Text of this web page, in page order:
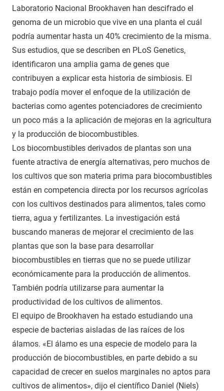
Laboratorio Nacional Brookhaven han descifrado el
genoma de un microbio que vive en una planta el cuál
podría aumentar hasta un 40% crecimiento de la misma.
Sus estudios, que se describen en PLoS Genetics,
identificaron una amplia gama de genes que
contribuyen a explicar esta historia de simbiosis. El
trabajo podía mover el enfoque de la utilización de
bacterias como agentes potenciadores de crecimiento
un poco más a la aplicación de mejoras en la agricultura
y la producción de biocombustibles.
Los biocombustibles derivados de plantas son una
fuente atractiva de energía alternativas, pero muchos de
los cultivos que son materia prima para biocombustibles
están en competencia directa por los recursos agrícolas
con los cultivos destinados para alimentos, tales como
tierra, agua y fertilizantes. La investigación está
buscando maneras de mejorar el crecimiento de las
plantas que son la base para desarrollar
biocombustibles en tierras que no se puede utilizar
económicamente para la producción de alimentos.
También podría utilizarse para aumentar la
productividad de los cultivos de alimentos.
El equipo de Brookhaven ha estado estudiando una
especie de bacterias aisladas de las raíces de los
álamos. «El álamo es una especie de modelo para la
producción de biocombustibles, en parte debido a su
capacidad de crecer en suelos marginales no aptos para
cultivos de alimentos», dijo el científico Daniel (Niels)